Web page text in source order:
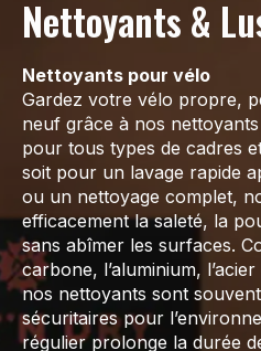
Nettoyants &
Nettoyants pour vélo
Gardez votre vélo propre,
neuf grâce à nos
pour tous types de cadres
soit pour un lavage rapide
ou un nettoyage complet,
efficacement la saleté, la
sans abîmer les surfaces.
carbone, l’aluminium,
nos nettoyants sont
sécuritaires pour
régulier prolonge la durée